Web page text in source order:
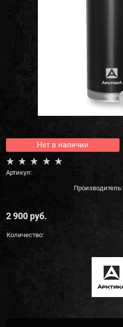
Нет в наличии
Артикул:
Производитель:
2 900 руб.
Количество: